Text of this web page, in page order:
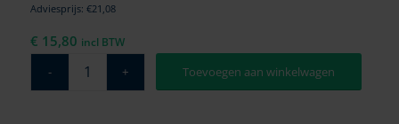
Adviesprijs: €21,08
€ 15,80 incl BTW
Toevoegen aan winkelwagen